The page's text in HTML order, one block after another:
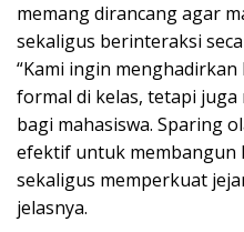
memang dirancang agar
sekaligus berinteraksi
“Kami ingin
formal di kelas, tetapi
bagi mahasiswa. Sparing
efektif untuk membangun
sekaligus memperkuat
jelasnya.